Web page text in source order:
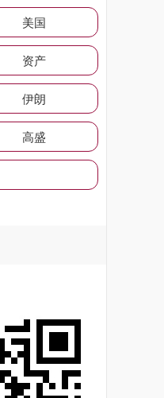
美国
资产
伊朗
高盛